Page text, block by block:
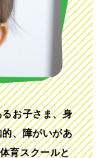
お子さま、身
、障がいがあ
育スクールと